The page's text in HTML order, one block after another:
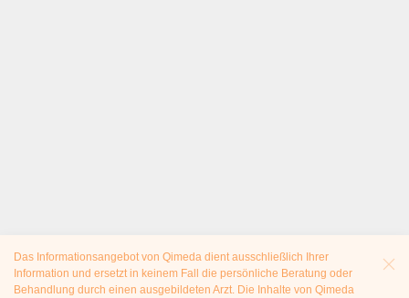
Das Informationsangebot von Qimeda dient ausschließlich Ihrer
Information und ersetzt in keinem Fall die persönliche Beratung oder
Behandlung durch einen ausgebildeten Arzt. Die Inhalte von Qimeda